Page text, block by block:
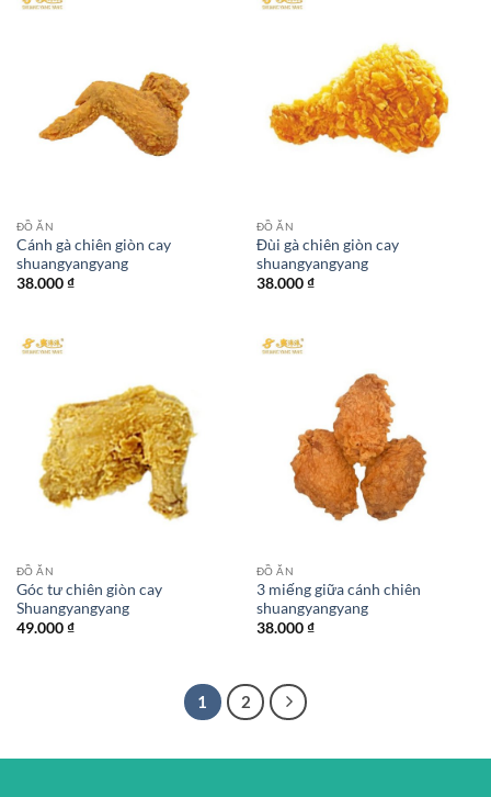
ĐỒ ĂN
Cánh gà chiên giòn cay
shuangyangyang
38.000₫
ĐỒ ĂN
Đùi gà chiên giòn cay
shuangyangyang
38.000₫
ĐỒ ĂN
Góc tư chiên giòn cay
Shuangyangyang
49.000₫
ĐỒ ĂN
3 miếng giữa cánh chiên
shuangyangyang
38.000₫
1 2